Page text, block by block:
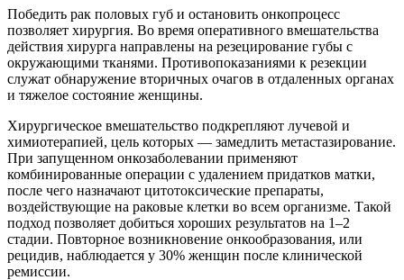
Победить рак половых губ и остановить онкопроцесс
позволяет хирургия. Во время оперативного вмешательства
действия хирурга направлены на резецирование губы с
окружающими тканями. Противопоказаниями к резекции
служат обнаружение вторичных очагов в отдаленных органах
и тяжелое состояние женщины.
Хирургическое вмешательство подкрепляют лучевой и
химиотерапией, цель которых — замедлить метастазирование.
При запущенном онкозаболевании применяют
комбинированные операции с удалением придатков матки,
после чего назначают цитотоксические препараты,
воздействующие на раковые клетки во всем организме. Такой
подход позволяет добиться хороших результатов на 1–2
стадии. Повторное возникновение онкообразования, или
рецидив, наблюдается у 30% женщин после клинической
ремиссии.